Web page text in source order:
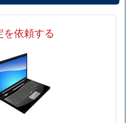
を依頼する